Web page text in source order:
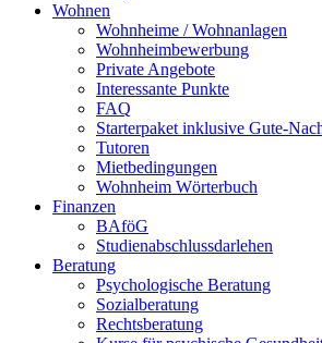
Wohnen
Wohnheime / Wohnanlagen
Wohnheimbewerbung
Private Angebote
Interessante Punkte
FAQ
Starterpaket inklusive Gute-
Tutoren
Mietbedingungen
Wohnheim Wörterbuch
Finanzen
BAföG
Studienabschlussdarlehen
Beratung
Psychologische Beratung
Sozialberatung
Rechtsberatung